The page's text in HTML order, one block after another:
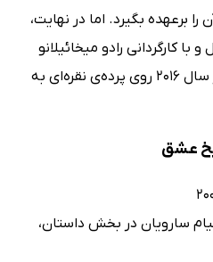
را برعهده بگیرد. اما در نهایت،
در مونترال و با کارگردانی رادو میخائیلانو
وارد مرحله‌ی تولید شد و در سال 2016 روی پرده‌ی نقره‌ای به
عشق
سارویان در بخش داستان،